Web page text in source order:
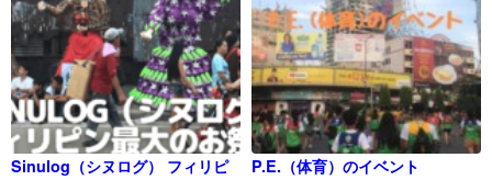
Sinulog（シヌログ） フィリピ
P.E.（体育）のイベント